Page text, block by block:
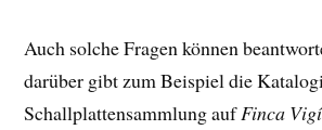
Auch solche Fragen können
darüber gibt zum Beispiel die
Schallplattensammlung aufFinca